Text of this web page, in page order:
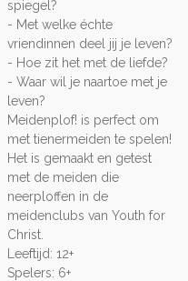
spiegel?
- Met welke échte
vriendinnen deel jij je leven?
- Hoe zit het met de liefde?
- Waar wil je naartoe met je
leven?
Meidenplof! is perfect om
met tienermeiden te spelen!
Het is gemaakt en getest
met de meiden die
neerploffen in de
meidenclubs van Youth for
Christ.
Leeftijd: 12+
Spelers: 6+